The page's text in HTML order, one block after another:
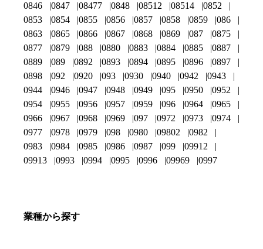
0846
0847 08477 0848 08512 08514
0852
0853
0854 0855 0856 0857 0858 0859
086
0863
0865 0866 0867 0868 0869 087
0875
0877
0879 088 0880 0883 0884 0885
0887
0889
089 0892 0893 0894 0895 0896
0897
0898
092 0920 093 0930 0940 0942
0943
0944
0946 0947 0948 0949 095 0950
0952
0954
0955 0956 0957 0959 096 0964
0965
0966
0967 0968 0969 097 0972 0973
0974
0977
0978 0979 098 0980 09802
0982
0983
0984 0985 0986 0987 099
09912
09913
0993 0994 0995 0996 09969 0997
業種から探す